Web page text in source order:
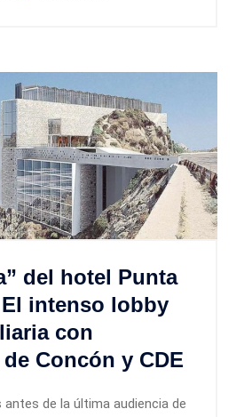
del hotel Punta
intenso lobby
con
Concón y CDE
de la última audiencia de